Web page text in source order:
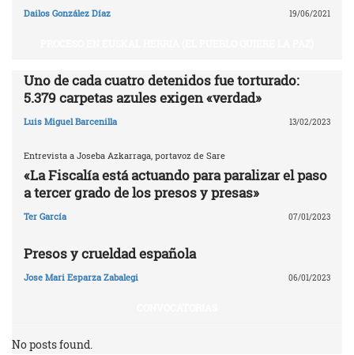
Dailos González Díaz 19/06/2021
Uno de cada cuatro detenidos fue torturado:
5.379 carpetas azules exigen «verdad»
Luis Miguel Barcenilla 13/02/2023
Entrevista a Joseba Azkarraga, portavoz de Sare
«La Fiscalía está actuando para paralizar el paso
a tercer grado de los presos y presas»
Ter García 07/01/2023
Presos y crueldad española
Jose Mari Esparza Zabalegi 06/01/2023
No posts found.